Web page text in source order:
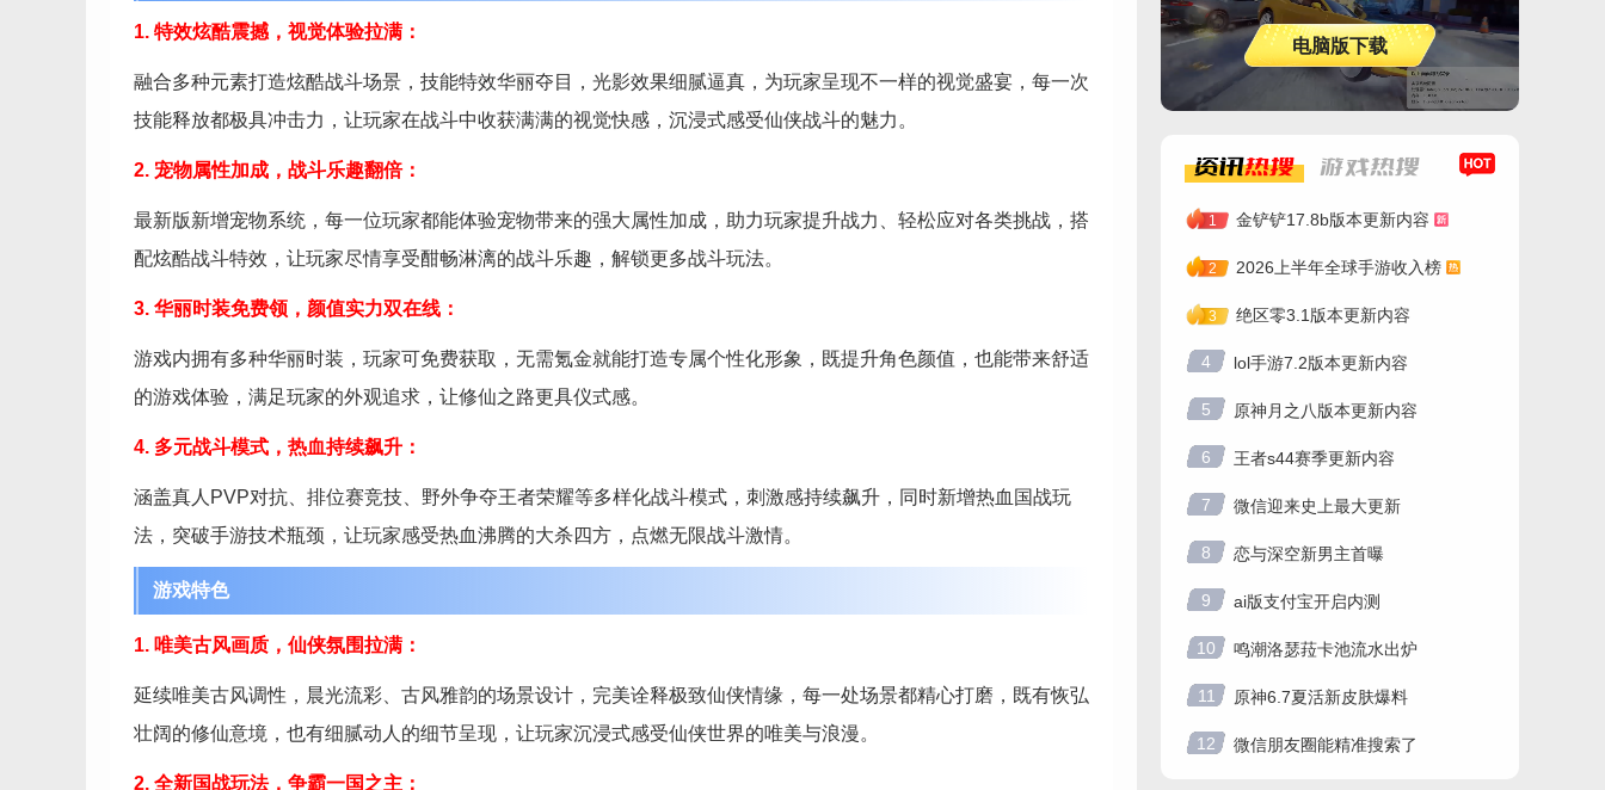
1. 特效炫酷震撼，视觉体验拉满：
融合多种元素打造炫酷战斗场景，技能特效华丽夺目，光影效果细腻逼真，为玩家呈现不一样的视觉盛宴，每一次
技能释放都极具冲击力，让玩家在战斗中收获满满的视觉快感，沉浸式感受仙侠战斗的魅力。
2. 宠物属性加成，战斗乐趣翻倍：
最新版新增宠物系统，每一位玩家都能体验宠物带来的强大属性加成，助力玩家提升战力、轻松应对各类挑战，搭
配炫酷战斗特效，让玩家尽情享受酣畅淋漓的战斗乐趣，解锁更多战斗玩法。
3. 华丽时装免费领，颜值实力双在线：
游戏内拥有多种华丽时装，玩家可免费获取，无需氪金就能打造专属个性化形象，既提升角色颜值，也能带来舒适
的游戏体验，满足玩家的外观追求，让修仙之路更具仪式感。
4. 多元战斗模式，热血持续飙升：
涵盖真人PVP对抗、排位赛竞技、野外争夺王者荣耀等多样化战斗模式，刺激感持续飙升，同时新增热血国战玩
法，突破手游技术瓶颈，让玩家感受热血沸腾的大杀四方，点燃无限战斗激情。
游戏特色
1. 唯美古风画质，仙侠氛围拉满：
延续唯美古风调性，晨光流彩、古风雅韵的场景设计，完美诠释极致仙侠情缘，每一处场景都精心打磨，既有恢弘
壮阔的修仙意境，也有细腻动人的细节呈现，让玩家沉浸式感受仙侠世界的唯美与浪漫。
2. 全新国战玩法，争霸一国之主：
电脑版下载
资讯热搜 游戏热搜
1 金铲铲17.8b版本更新内容
2 2026上半年全球手游收入榜
3 绝区零3.1版本更新内容
4 lol手游7.2版本更新内容
5 原神月之八版本更新内容
6 王者s44赛季更新内容
7 微信迎来史上最大更新
8 恋与深空新男主首曝
9 ai版支付宝开启内测
10 鸣潮洛瑟菈卡池流水出炉
11 原神6.7夏活新皮肤爆料
12 微信朋友圈能精准搜索了